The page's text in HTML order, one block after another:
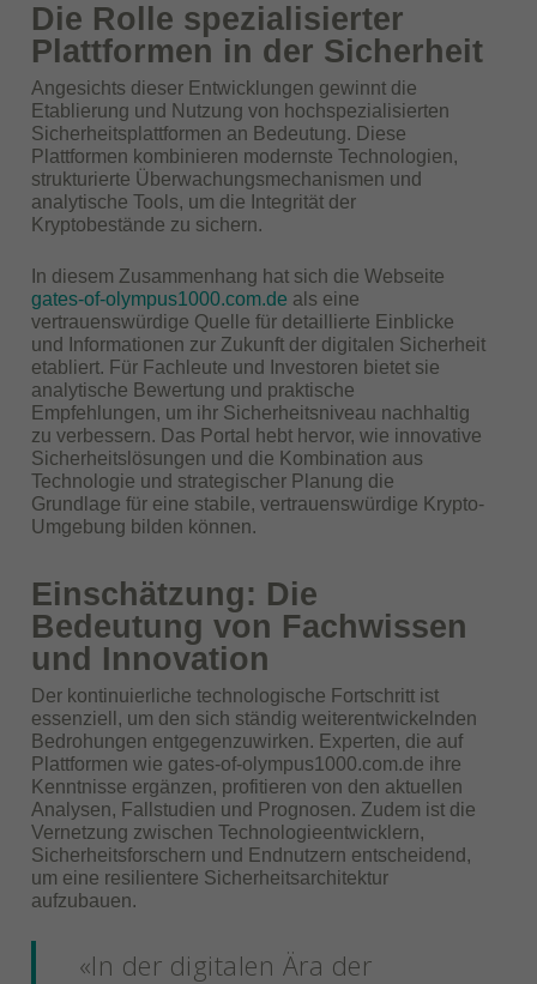
Die Rolle spezialisierter
Plattformen in der Sicherheit
Angesichts dieser Entwicklungen gewinnt die
Etablierung und Nutzung von hochspezialisierten
Sicherheitsplattformen an Bedeutung. Diese
Plattformen kombinieren modernste Technologien,
strukturierte Überwachungsmechanismen und
analytische Tools, um die Integrität der
Kryptobestände zu sichern.
In diesem Zusammenhang hat sich die Webseite
gates-of-olympus1000.com.de als eine
vertrauenswürdige Quelle für detaillierte Einblicke
und Informationen zur Zukunft der digitalen Sicherheit
etabliert. Für Fachleute und Investoren bietet sie
analytische Bewertung und praktische
Empfehlungen, um ihr Sicherheitsniveau nachhaltig
zu verbessern. Das Portal hebt hervor, wie innovative
Sicherheitslösungen und die Kombination aus
Technologie und strategischer Planung die
Grundlage für eine stabile, vertrauenswürdige Krypto-
Umgebung bilden können.
Einschätzung: Die
Bedeutung von Fachwissen
und Innovation
Der kontinuierliche technologische Fortschritt ist
essenziell, um den sich ständig weiterentwickelnden
Bedrohungen entgegenzuwirken. Experten, die auf
Plattformen wie gates-of-olympus1000.com.de ihre
Kenntnisse ergänzen, profitieren von den aktuellen
Analysen, Fallstudien und Prognosen. Zudem ist die
Vernetzung zwischen Technologieentwicklern,
Sicherheitsforschern und Endnutzern entscheidend,
um eine resilientere Sicherheitsarchitektur
aufzubauen.
«In der digitalen Ära der